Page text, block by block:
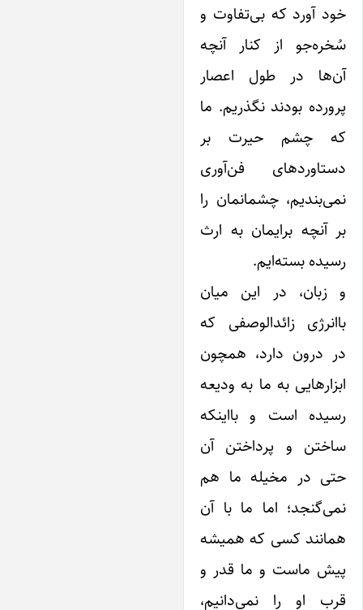
آورد که بی‌تفاوت و
از کنار آنچه
در طول اعصار
بودند نگذریم. ما
چشم حیرت بر
فن‌آوری
چشمانمان را
آنچه برایمان به ارث
بسته‌ایم.
زبان، در این میان
زائدالوصفی که
درون دارد، همچون
به ما به ودیعه
است و بااینکه
و پرداختن آن
در مخیله ما هم
اما ما با آن
کسی که همیشه
ماست و ما قدر و
او را نمی‌دانیم،